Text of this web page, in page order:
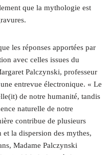
que la mythologie est
les réponses apportées par
avec celles issues du
Palczynski, professeur
entrevue électronique. « Le
de notre humanité, tandis
naturelle de notre
contribue de plusieurs
la dispersion des mythes,
Madame Palczynski